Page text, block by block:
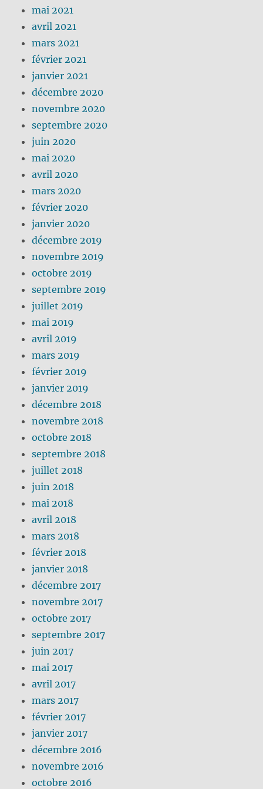
mai 2021
avril 2021
mars 2021
février 2021
janvier 2021
décembre 2020
novembre 2020
septembre 2020
juin 2020
mai 2020
avril 2020
mars 2020
février 2020
janvier 2020
décembre 2019
novembre 2019
octobre 2019
septembre 2019
juillet 2019
mai 2019
avril 2019
mars 2019
février 2019
janvier 2019
décembre 2018
novembre 2018
octobre 2018
septembre 2018
juillet 2018
juin 2018
mai 2018
avril 2018
mars 2018
février 2018
janvier 2018
décembre 2017
novembre 2017
octobre 2017
septembre 2017
juin 2017
mai 2017
avril 2017
mars 2017
février 2017
janvier 2017
décembre 2016
novembre 2016
octobre 2016